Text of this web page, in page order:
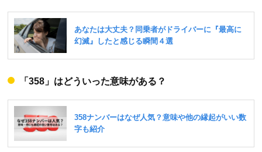
「358」はどういった意味がある？